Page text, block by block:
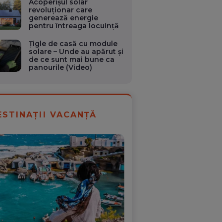
revoluționar care
generează energie
pentru întreaga locuință
Țigle de casă cu module
solare – Unde au apărut și
de ce sunt mai bune ca
panourile (Video)
VACANȚĂ